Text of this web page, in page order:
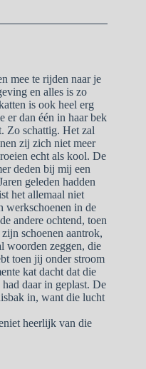
mee te rijden naar je
en alles is zo
is ook heel erg
er dan één in haar bek
Zo schattig. Het zal
zij zich niet meer
echt als kool. De
deden bij mij een
geleden hadden
het allemaal niet
werkschoenen in de
andere ochtend, toen
schoenen aantrok,
woorden zeggen, die
toen jij onder stroom
kat dacht dat die
daar in geplast. De
in, want die lucht
heerlijk van die